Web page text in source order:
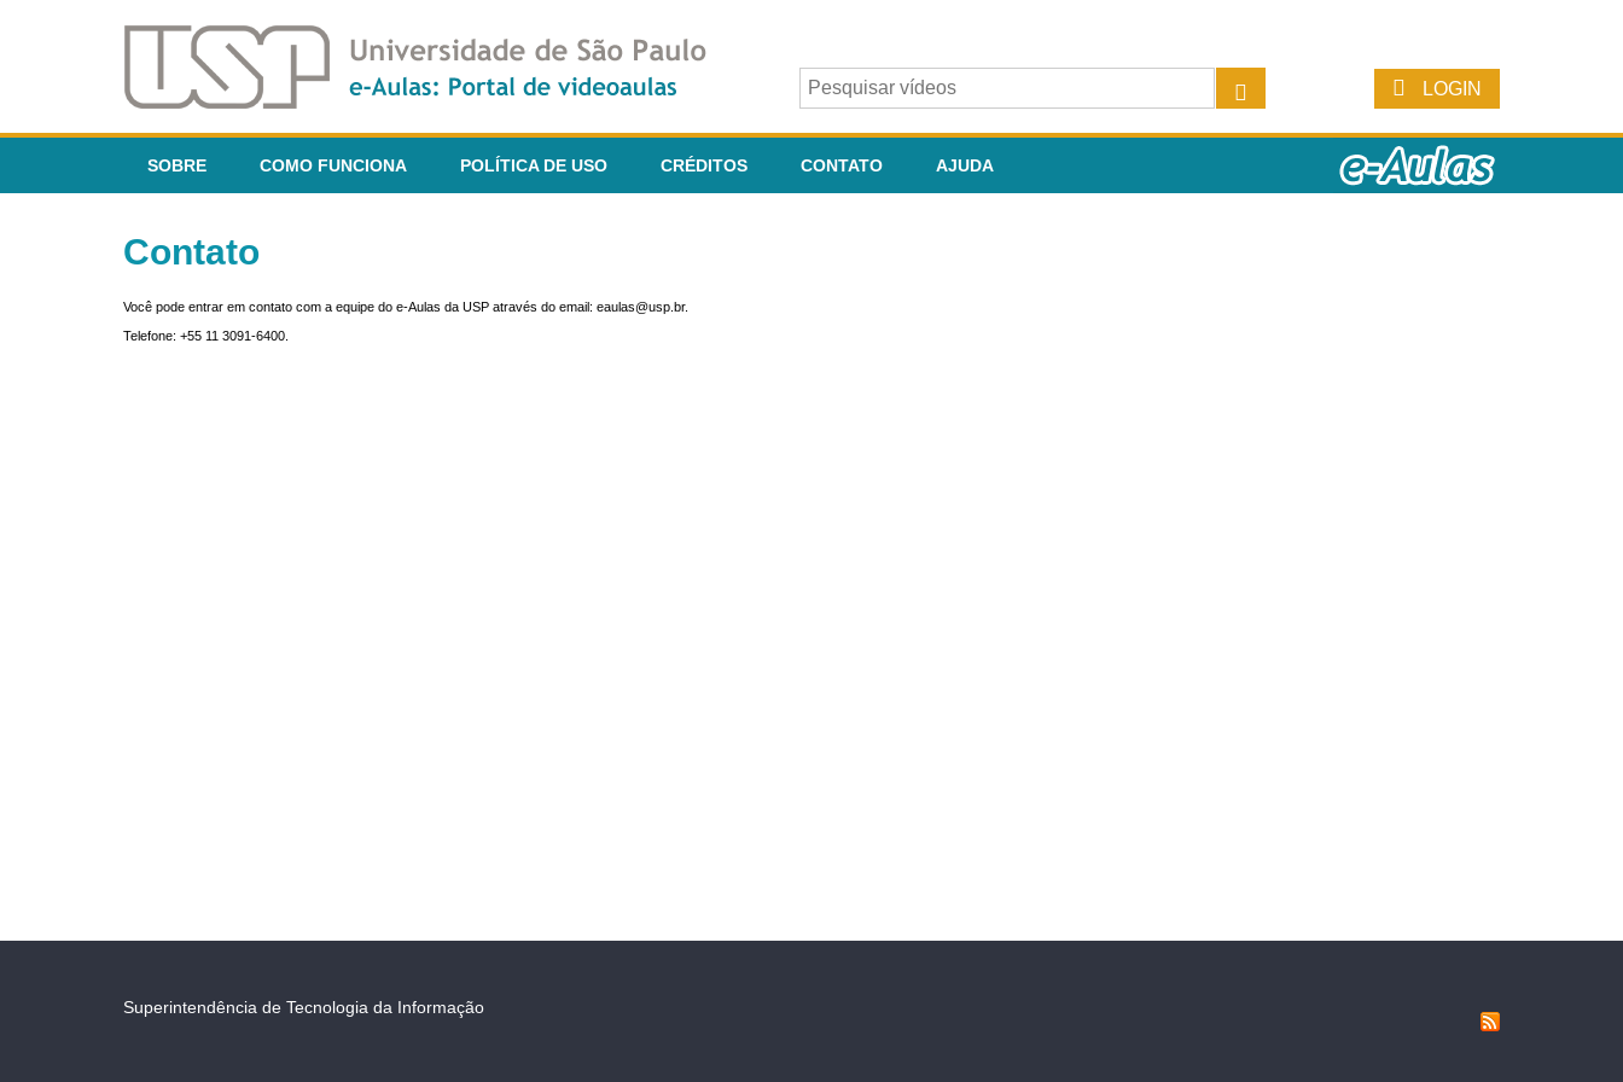
LOGIN
SOBRE COMO FUNCIONA POLÍTICA DE USO CRÉDITOS CONTATO AJUDA
Contato
Você pode entrar em contato com a equipe do e-Aulas da USP através do email: eaulas@usp.br.
Telefone: +55 11 3091-6400.
Superintendência de Tecnologia da Informação